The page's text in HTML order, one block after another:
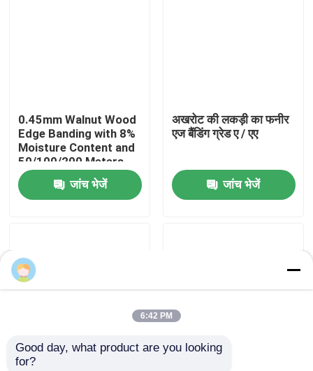
कारखाने का दौरा
गुणवत्ता नियंत्रण
समाचार
उद्धरण मांगें
0.45mm Walnut Wood
Edge Banding with 8%
Moisture Content and
50/100/200 Meters
per Roll for Furniture
and Cabinetsजांच भेजें
अखरोट की लकड़ी का फनीर
एज बैंडिंग ग्रेड ए / एए
जांच भेजें
सफेद ओक विनियर एज बैंडिंग
6:42 PM
Good day, what product are you looking
for?